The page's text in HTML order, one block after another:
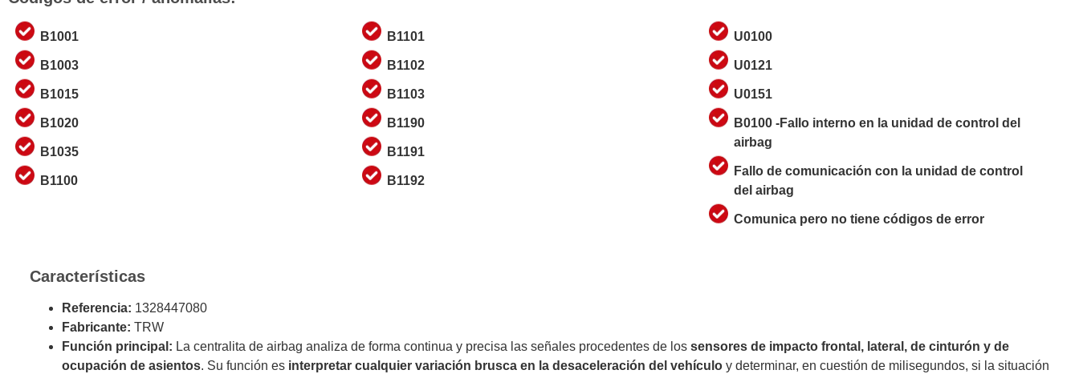
B1001
B1003
B1015
B1020
B1035
B1100
B1101
B1102
B1103
B1190
B1191
B1192
U0100
U0121
U0151
B0100 -Fallo interno en la unidad de control del
airbag
Fallo de comunicación con la unidad de control
del airbag
Comunica pero no tiene códigos de error
Características
Referencia: 1328447080
Fabricante: TRW
Función principal: La centralita de airbag analiza de forma continua y precisa las señales procedentes de los sensores de impacto frontal, lateral, de cinturón y de
ocupación de asientos. Su función es interpretar cualquier variación brusca en la desaceleración del vehículoy determinar, en cuestión de milisegundos, si la situación